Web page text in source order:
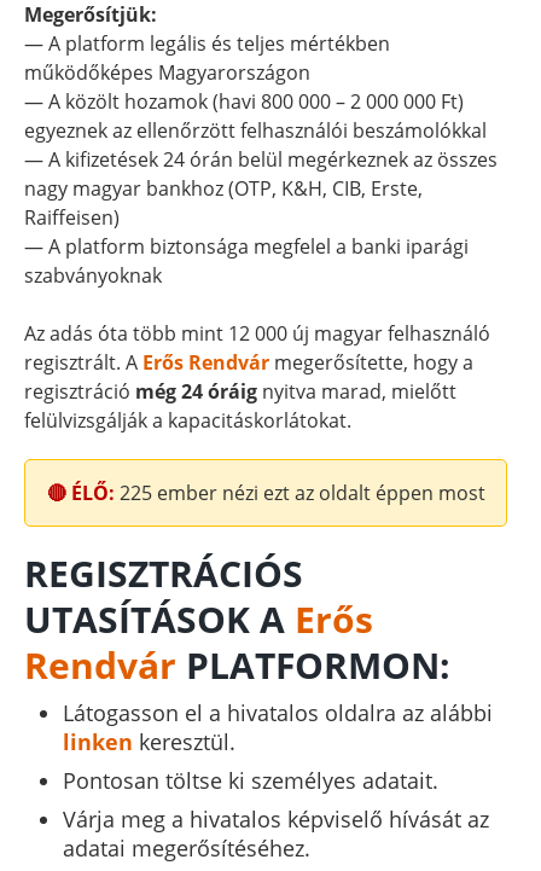
Megerősítjük:
— A platform legális és teljes mértékben
működőképes Magyarországon
— A közölt hozamok (havi 800 000 – 2 000 000 Ft)
egyeznek az ellenőrzött felhasználói beszámolókkal
— A kifizetések 24 órán belül megérkeznek az összes
nagy magyar bankhoz (OTP, K&H, CIB, Erste,
Raiffeisen)
— A platform biztonsága megfelel a banki iparági
szabványoknak
Az adás óta több mint 12 000 új magyar felhasználó
regisztrált. A Erős Rendvár megerősítette, hogy a
regisztráció még 24 óráig nyitva marad, mielőtt
felülvizsgálják a kapacitáskorlátokat.
🔴 ÉLŐ: 225ember nézi ezt az oldalt éppen most
REGISZTRÁCIÓS
UTASÍTÁSOK A Erős
Rendvár PLATFORMON:
Látogasson el a hivatalos oldalra az alábbi
linken keresztül.
Pontosan töltse ki személyes adatait.
Várja meg a hivatalos képviselő hívását az
adatai megerősítéséhez.